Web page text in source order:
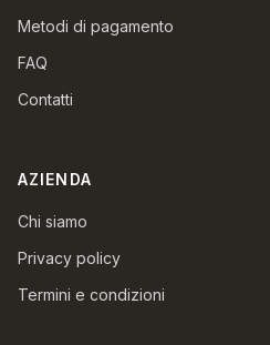
Metodi di pagamento
FAQ
Contatti
AZIENDA
Chi siamo
Privacy policy
Termini e condizioni